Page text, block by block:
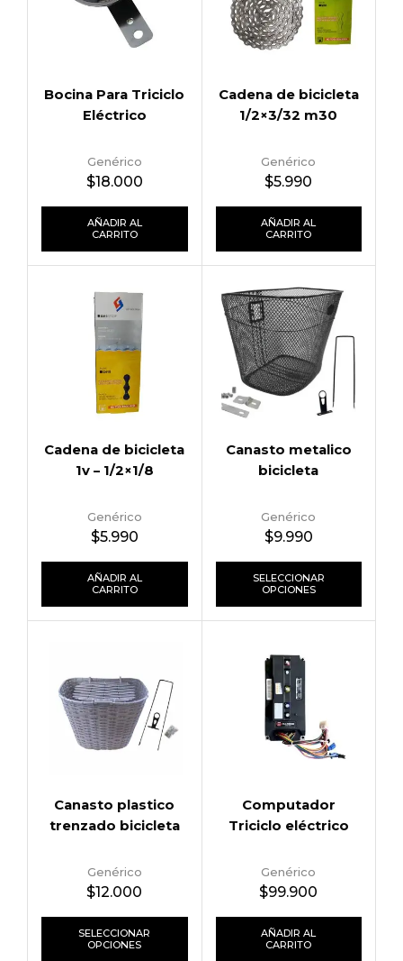
Bocina Para Triciclo
Eléctrico
Genérico
$18.000
AÑADIR AL
CARRITO
Cadena de bicicleta
1/2×3/32 m30
Genérico
$5.990
AÑADIR AL
CARRITO
Cadena de bicicleta
1v – 1/2×1/8
Genérico
$5.990
AÑADIR AL
CARRITO
Canasto metalico
bicicleta
Genérico
$9.990
SELECCIONAR
OPCIONES
Canasto plastico
trenzado bicicleta
Genérico
$12.000
SELECCIONAR
OPCIONES
Computador
Triciclo eléctrico
Genérico
$99.900
AÑADIR AL
CARRITO